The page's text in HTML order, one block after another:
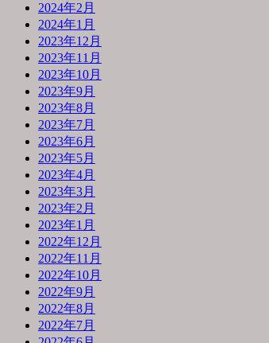
2024年2月
2024年1月
2023年12月
2023年11月
2023年10月
2023年9月
2023年8月
2023年7月
2023年6月
2023年5月
2023年4月
2023年3月
2023年2月
2023年1月
2022年12月
2022年11月
2022年10月
2022年9月
2022年8月
2022年7月